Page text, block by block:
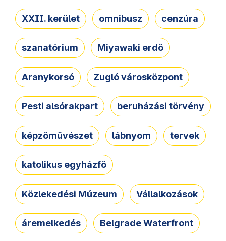
XXII. kerület omnibusz cenzúra
szanatórium Miyawaki erdő
Aranykorsó Zugló városközpont
Pesti alsórakpart beruházási törvény
képzőművészet lábnyom tervek
katolikus egyházfő
Közlekedési Múzeum Vállalkozások
áremelkedés Belgrade Waterfront